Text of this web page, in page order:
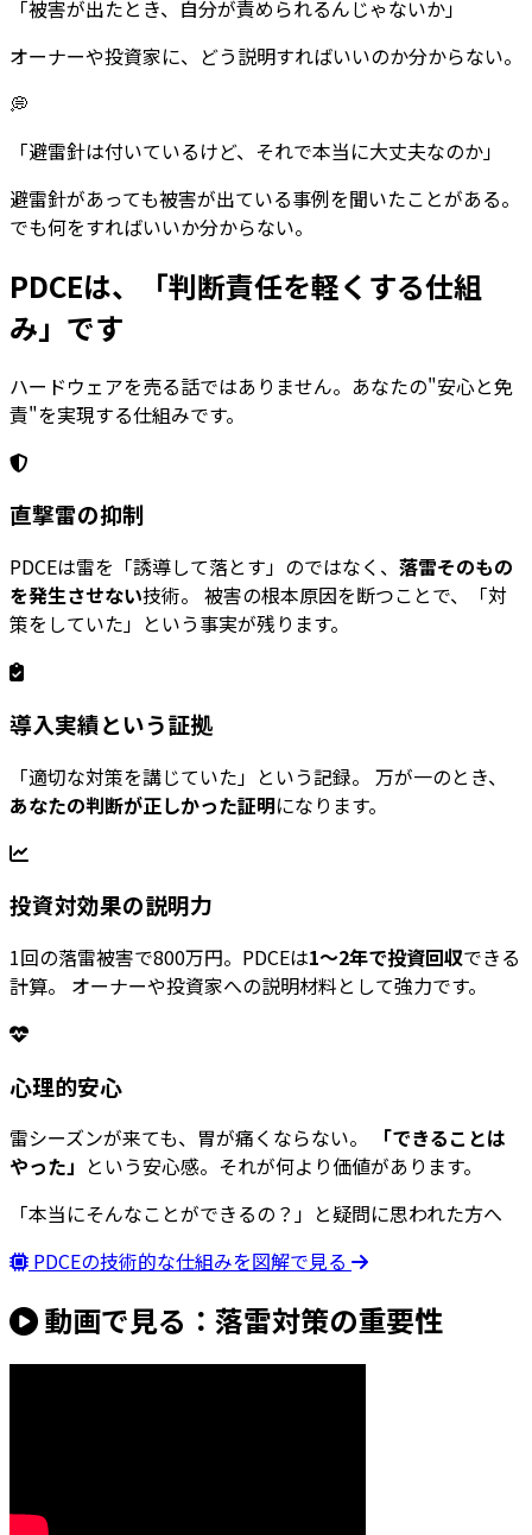
「被害が出たとき、自分が責められるんじゃないか」
オーナーや投資家に、どう説明すればいいのか分からない。
💭
「避雷針は付いているけど、それで本当に大丈夫なのか」
避雷針があっても被害が出ている事例を聞いたことがある。
でも何をすればいいか分からない。
PDCEは、
「判断責任を軽くする仕組
み」 です
ハードウェアを売る話ではありません。あなたの"安心と免
責"を実現する仕組みです。
直撃雷の抑制
PDCEは雷を「誘導して落とす」のではなく、 落雷そのもの
を発生させない技術。 被害の根本原因を断つことで、「対
策をしていた」という事実が残ります。
導入実績という証拠
「適切な対策を講じていた」という記録。 万が一のとき、
あなたの判断が正しかった証明になります。
投資対効果の説明力
1回の落雷被害で800万円。PDCEは1〜2年で投資回収できる
計算。 オーナーや投資家への説明材料として強力です。
心理的安心
雷シーズンが来ても、胃が痛くならない。
「できることは
やった」 という安心感。それが何より価値があります。
「本当にそんなことができるの？」と疑問に思われた方へ
PDCEの技術的な仕組みを図解で見る
動画で見る：落雷対策の重要性